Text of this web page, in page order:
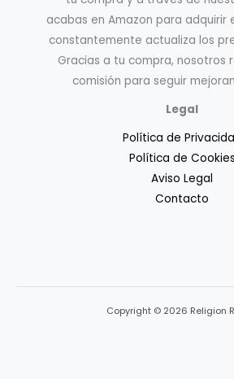
acabas en Amazon para adquirir
constantemente actualiza los
Gracias a tu compra, nosotros
comisión para seguir
Legal
Política de
Política de Cookies
Aviso Legal
Contacto
Copyright © 2026 Religion